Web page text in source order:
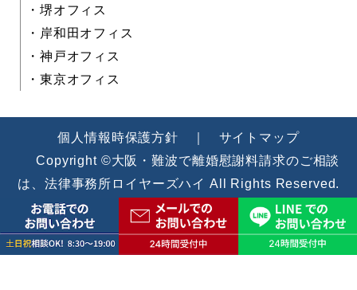
・堺オフィス
・岸和田オフィス
・神戸オフィス
・東京オフィス
Copyright ©大阪・難波で離婚慰謝料請求のご相談
は、法律事務所ロイヤーズハイ All Rights Reserved.
個人情報時保護方針 ｜ サイトマップ